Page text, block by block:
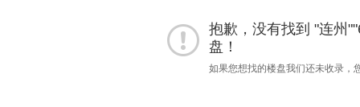
抱歉，没有找到 "连州
盘！
如果您想找的楼盘我们还未收录，